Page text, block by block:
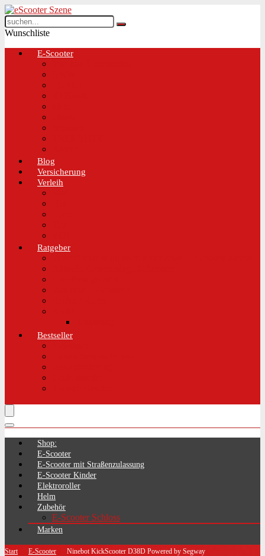
Wunschliste
E-Scooter
Blog
Versicherung
Verleih
Ratgeber
Bestseller
Shop:
E-Scooter
E-Scooter mit Straßenzulassung
E-Scooter Kinder
Elektroroller
Helm
Zubehör
E-Scooter Schloss
Marken
Start E-Scooter Ninebot KickScooter D38D Powered by Segway